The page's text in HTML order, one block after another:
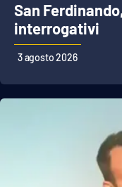
San
interrogativi
3 agosto 2026